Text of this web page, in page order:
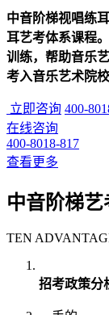
中音阶梯视唱练
耳艺考体系课程
训练，帮助音乐
考入音乐艺术院校
立即咨询 400-
在线咨询
400-8018-817
查看更多
中音阶梯艺
TEN
招考政策分